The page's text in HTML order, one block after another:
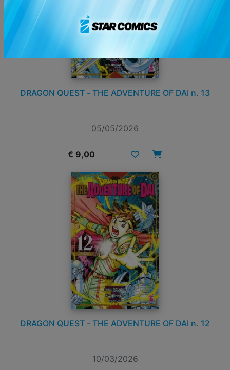
DRAGON QUEST - THE ADVENTURE OF DAI n. 13
05/05/2026
€ 9,00
DRAGON QUEST - THE ADVENTURE OF DAI n. 12
10/03/2026